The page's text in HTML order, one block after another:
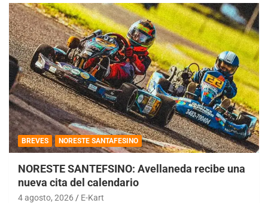
BREVES NORESTE SANTAFESINO
NORESTE SANTEFSINO: Avellaneda recibe una
nueva cita del calendario
4 agosto, 2026 E-Kart